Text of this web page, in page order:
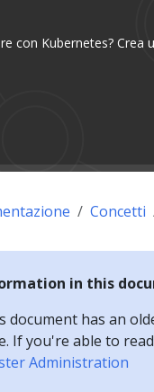
con Kubernetes? Crea
Concetti
in this
document has an
If you're able to
Administration